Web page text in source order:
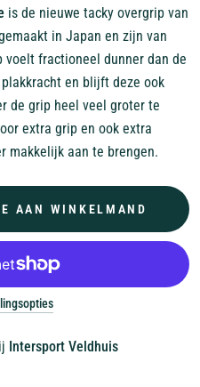
is de nieuwe tacky overgrip van
in Japan en zijn van
fractioneel dunner dan de
en blijft deze ook
de grip heel veel groter te
extra grip en ook extra
makkelijk aan te brengen.
AAN WINKELMAND
Intersport Veldhuis